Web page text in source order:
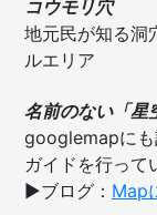
コウモリ穴
地元民が知る洞
ルエリア
名前のない「星
googlemapにも
ガイドを行って
▶︎ブログ： Map